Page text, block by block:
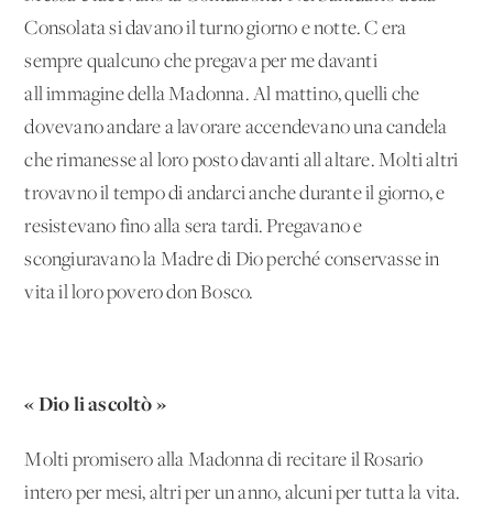
Consolata si davano il turno giorno e notte. C'era
sempre qualcuno che pregava per me davanti
all'immagine della Madonna. Al mattino, quelli che
dovevano andare a lavorare accendevano una candela
che rimanesse al loro posto davanti all'altare. Molti altri
trovavno il tempo di andarci anche durante il giorno, e
resistevano fino alla sera tardi. Pregavano e
scongiuravano la Madre di Dio perché conservasse in
vita il loro povero don Bosco.
« Dio li ascoltò »
Molti promisero alla Madonna di recitare il Rosario
intero per mesi, altri per un anno, alcuni per tutta la vita.